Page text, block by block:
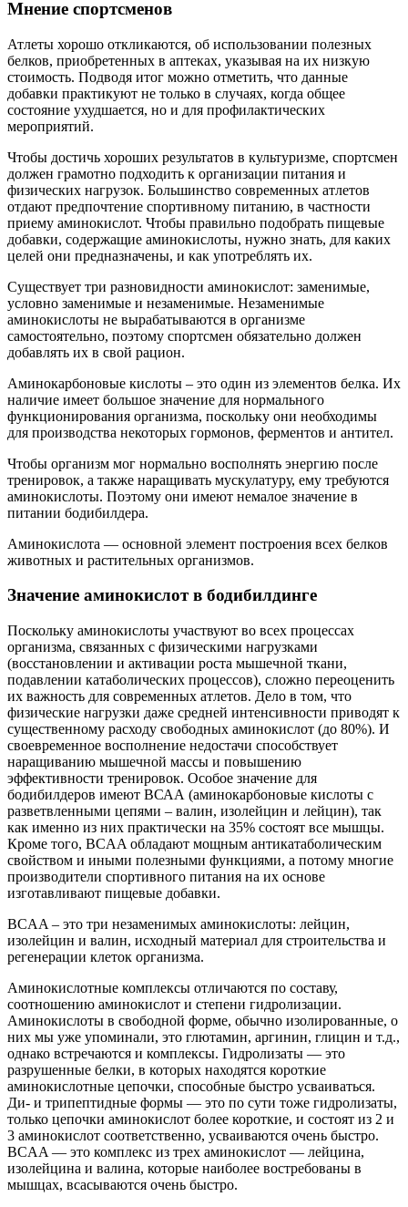
Мнение спортсменов
Атлеты хорошо откликаются, об использовании полезных
белков, приобретенных в аптеках, указывая на их низкую
стоимость. Подводя итог можно отметить, что данные
добавки практикуют не только в случаях, когда общее
состояние ухудшается, но и для профилактических
мероприятий.
Чтобы достичь хороших результатов в культуризме, спортсмен
должен грамотно подходить к организации питания и
физических нагрузок. Большинство современных атлетов
отдают предпочтение спортивному питанию, в частности
приему аминокислот. Чтобы правильно подобрать пищевые
добавки, содержащие аминокислоты, нужно знать, для каких
целей они предназначены, и как употреблять их.
Существует три разновидности аминокислот: заменимые,
условно заменимые и незаменимые. Незаменимые
аминокислоты не вырабатываются в организме
самостоятельно, поэтому спортсмен обязательно должен
добавлять их в свой рацион.
Аминокарбоновые кислоты – это один из элементов белка. Их
наличие имеет большое значение для нормального
функционирования организма, поскольку они необходимы
для производства некоторых гормонов, ферментов и антител.
Чтобы организм мог нормально восполнять энергию после
тренировок, а также наращивать мускулатуру, ему требуются
аминокислоты. Поэтому они имеют немалое значение в
питании бодибилдера.
Аминокислота — основной элемент построения всех белков
животных и растительных организмов.
Значение аминокислот в бодибилдинге
Поскольку аминокислоты участвуют во всех процессах
организма, связанных с физическими нагрузками
(восстановлении и активации роста мышечной ткани,
подавлении катаболических процессов), сложно переоценить
их важность для современных атлетов. Дело в том, что
физические нагрузки даже средней интенсивности приводят к
существенному расходу свободных аминокислот (до 80%). И
своевременное восполнение недостачи способствует
наращиванию мышечной массы и повышению
эффективности тренировок. Особое значение для
бодибилдеров имеют ВСАА (аминокарбоновые кислоты с
разветвленными цепями – валин, изолейцин и лейцин), так
как именно из них практически на 35% состоят все мышцы.
Кроме того, BCAA обладают мощным антикатаболическим
свойством и иными полезными функциями, а потому многие
производители спортивного питания на их основе
изготавливают пищевые добавки.
BCAA – это три незаменимых аминокислоты: лейцин,
изолейцин и валин, исходный материал для строительства и
регенерации клеток организма.
Аминокислотные комплексы отличаются по составу,
соотношению аминокислот и степени гидролизации.
Аминокислоты в свободной форме, обычно изолированные, о
них мы уже упоминали, это глютамин, аргинин, глицин и т.д.,
однако встречаются и комплексы. Гидролизаты — это
разрушенные белки, в которых находятся короткие
аминокислотные цепочки, способные быстро усваиваться.
Ди- и трипептидные формы — это по сути тоже гидролизаты,
только цепочки аминокислот более короткие, и состоят из 2 и
3 аминокислот соответственно, усваиваются очень быстро.
BCAA — это комплекс из трех аминокислот — лейцина,
изолейцина и валина, которые наиболее востребованы в
мышцах, всасываются очень быстро.